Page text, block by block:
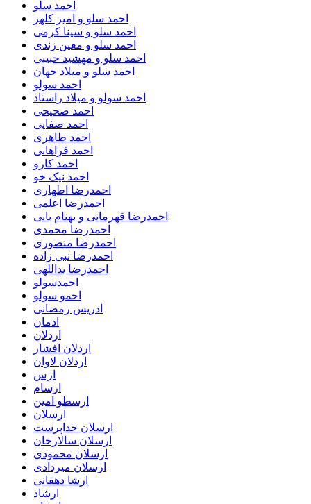
احمد سلو
احمد سلو و امیر کلهر
احمد سلو و سینا کرمی
احمد سلو و معین زندی
احمد سلو و مهشید حبیبی
احمد سلو و میلاد جهان
احمد سولو
احمد سولو و میلاد راستاد
احمد صحیحی
احمد صفایی
احمد طاهری
احمد فراهانی
احمد کارو
احمد نیک خو
احمدرضا اطهاری
احمدرضا اعلمی
احمدرضا قهرمانی و بهنام بانی
احمدرضا محمدی
احمدرضا منصوری
احمدرضا نبی زاده
احمدرضا یداللهی
احمدسولو
احمو سولو
ادریس رمضانی
ادمان
اردلان
اردلان افشار
اردلان لاوان
ارس
ارسام
ارسطو امین
ارسلان
ارسلان خداپرست
ارسلان سالارخان
ارسلان محمودی
ارسلان میردادی
ارشا دهقانی
ارشاد